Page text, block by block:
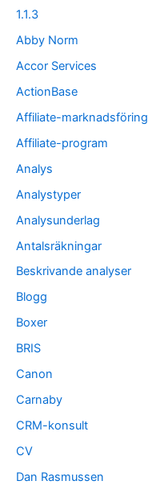
1.1.3
Abby Norm
Accor Services
ActionBase
Affiliate-marknadsföring
Affiliate-program
Analys
Analystyper
Analysunderlag
Antalsräkningar
Beskrivande analyser
Blogg
Boxer
BRIS
Canon
Carnaby
CRM-konsult
CV
Dan Rasmussen